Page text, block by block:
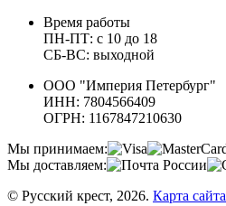
Время работы
ПН-ПТ: с 10 до 18
СБ-ВС: выходной
ООО "Империя Петербург"
ИНН: 7804566409
ОГРН: 1167847210630
Мы принимаем:
Мы доставляем:
© Русский крест, 2026. Карта сайта